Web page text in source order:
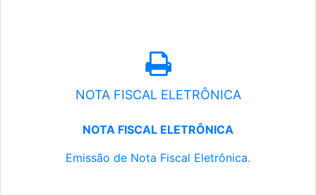
NOTA FISCAL ELETRÔNICA
NOTA FISCAL ELETRÔNICA
Emissão de Nota Fiscal Eletrônica.